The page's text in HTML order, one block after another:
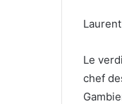
Le
chef